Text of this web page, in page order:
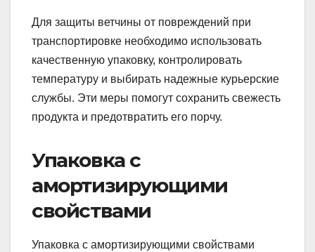
Для защиты ветчины от повреждений при
транспортировке необходимо использовать
качественную упаковку, контролировать
температуру и выбирать надежные курьерские
службы. Эти меры помогут сохранить свежесть
продукта и предотвратить его порчу.
Упаковка с
амортизирующими
свойствами
Упаковка с амортизирующими свойствами